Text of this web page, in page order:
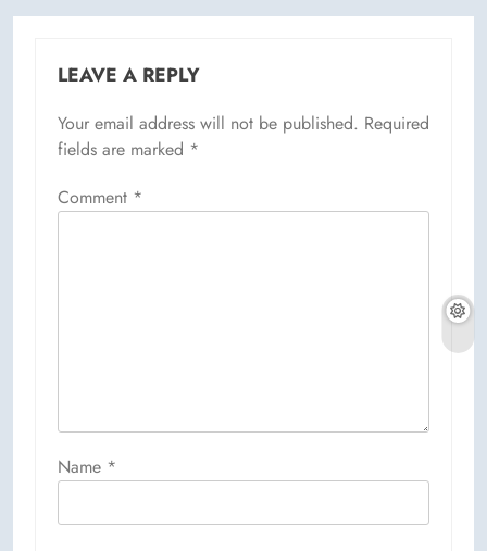
LEAVE A REPLY
Your email address will not be published. Required
fields are marked *
Comment *
Name *